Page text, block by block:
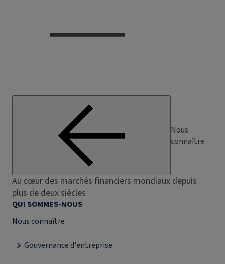
Nous
connaître
Au cœur des marchés financiers mondiaux depuis
plus de deux siècles
QUI SOMMES-NOUS
Nous connaître
Gouvernance d'entreprise